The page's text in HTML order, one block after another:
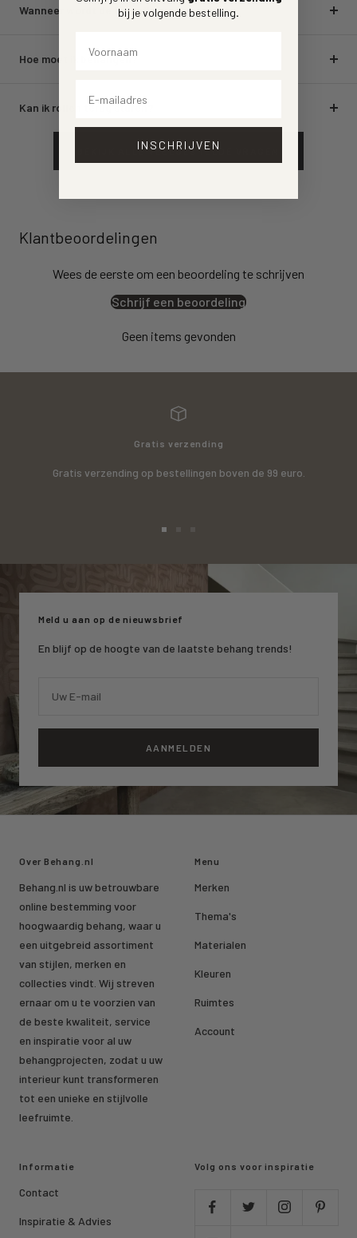
Wanneer wordt de bestelling geleverd?
Hoe moet ik behangen?
Kan ik rollen terug sturen?
BEKIJK ALLE VEELGESTELDE VRAGEN
Klantbeoordelingen
Wees de eerste om een beoordeling te schrijven
Schrijf een beoordeling
Geen items gevonden
Gratis verzending
Gratis verzending op bestellingen boven de 99 euro.
1
2
slide
3
Meld u aan op de nieuwsbrief
En blijf op de hoogte van de laatste behang trends!
Uw E-mail
AANMELDEN
Over Behang.nl
Behang.nl is uw betrouwbare
online bestemming voor
hoogwaardig behang, waar u
een uitgebreid assortiment
van stijlen, merken en
collecties vindt. Wij streven
ernaar om u te voorzien van
de beste kwaliteit, service
en inspiratie voor al uw
behangprojecten, zodat u uw
interieur kunt transformeren
tot een unieke en stijlvolle
leefruimte.
Menu
Merken
Thema's
Materialen
Kleuren
Ruimtes
Account
Informatie
Contact
Inspiratie & Advies
Volg ons voor inspiratie
bij je volgende bestelling.
INSCHRIJVEN